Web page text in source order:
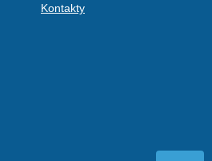
Kontakty